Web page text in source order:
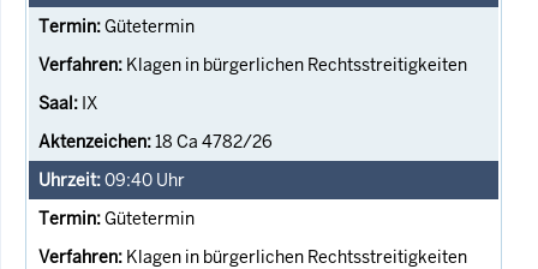
Gütetermin
Klagen in bürgerlichen Rechtsstreitigkeiten
IX
18 Ca 4782/26
09:40 Uhr
Gütetermin
Klagen in bürgerlichen Rechtsstreitigkeiten